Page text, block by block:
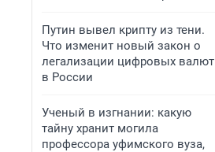
Путин вывел крипту из тени.
Что изменит новый закон о
легализации цифровых валют
в России
Ученый в изгнании: какую
тайну хранит могила
профессора уфимского вуза,